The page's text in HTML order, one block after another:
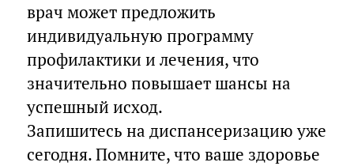
врач может предложить
индивидуальную программу
профилактики и лечения, что
значительно повышает шансы на
успешный исход.
Запишитесь на диспансеризацию уже
сегодня. Помните, что ваше здоровье